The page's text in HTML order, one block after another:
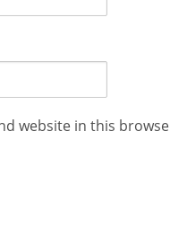
website in this